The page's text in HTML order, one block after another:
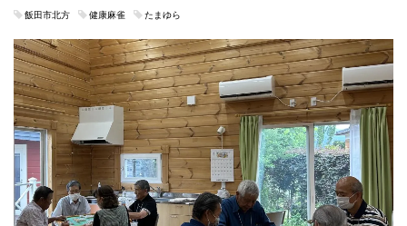
飯田市北方 健康麻雀 たまゆら